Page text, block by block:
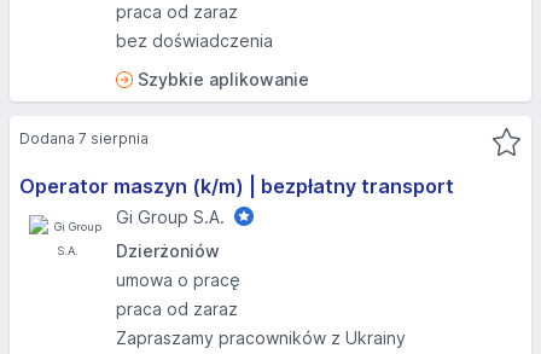
praca od zaraz
bez doświadczenia
Szybkie aplikowanie
Operator maszyn (k/m) | bezpłatny transport
Gi Group S.A.
Dzierżoniów
umowa o pracę
praca od zaraz
Zapraszamy pracowników z Ukrainy
Dodana 7 sierpnia